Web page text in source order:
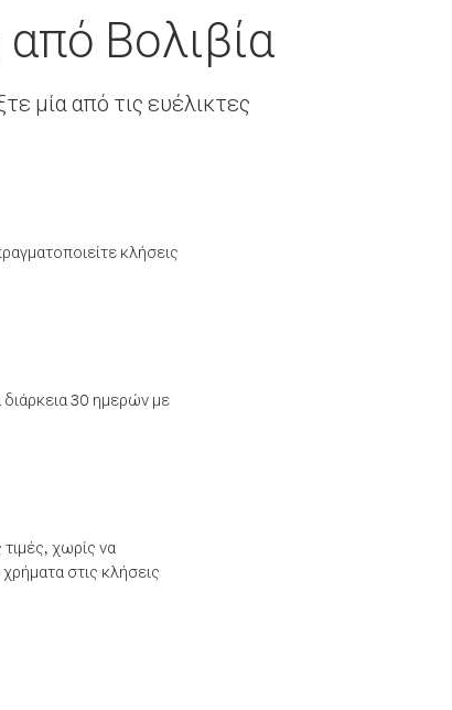
Βολιβία
μία από τις ευέλικτες
κλήσεις
30 ημερών με
χωρίς να
στις κλήσεις